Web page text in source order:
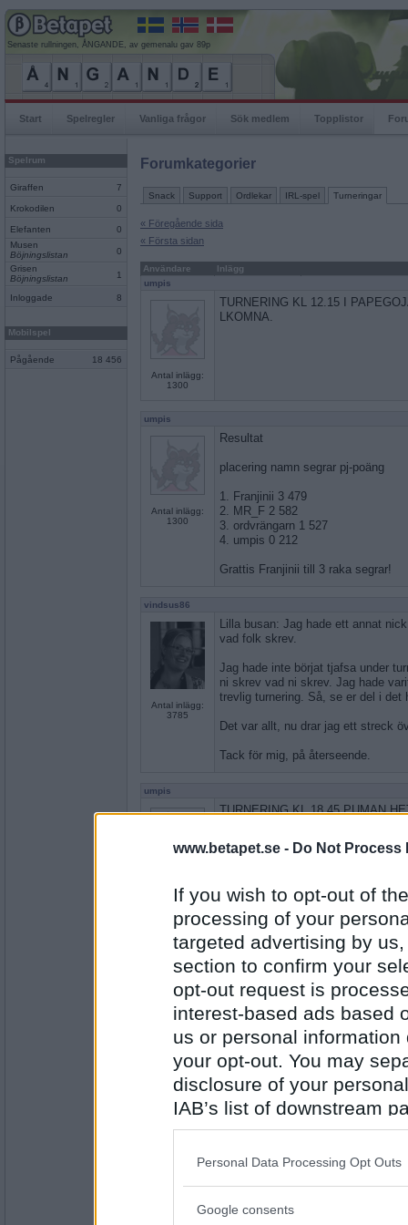
www.betapet.se - Do Not Process
If you wish to opt-out of
processing of your
targeted advertising by
section to confirm your
opt-out request is
interest-based ads based
us or personal
your opt-out. You may
disclosure of your
IAB’s list of downstream
also be disclosed by us
Downstream Participants
Please note that this
Personal Data Processing Opt Outs
Google consents
Senaste rullningen, ÅNGANDE, av gemenalu gav 89p
Start Spelregler Vanliga frågor Sök medlem Topplistor
Spelrum
Giraffen 7
Krokodilen 0
Elefanten
0
Musen
Böjningslistan
0
Grisen
Böjningslistan
1
Inloggade 8
Mobilspel
Pågående 18 456
Forumkategorier
Snack Support Ordlekar IRL-spel Turneringar
« Föregående sida
« Första sidan
Användare
Inlägg
umpis
Antal inlägg:
1300
TURNERING KL 12.15 I
LKOMNA.
umpis
Antal inlägg:
1300
Resultat
placering namn segrar pj-poäng
1. Franjinii 3 479
2. MR_F 2 582
3. ordvrängarn 1 527
4. umpis 0 212
Grattis Franjinii till 3 raka segrar!
vindsus86
Antal inlägg:
3785
Lilla busan: Jag hade ett annat
vad folk skrev.
Jag hade inte börjat tjafsa under
ni skrev vad ni skrev. Jag hade
trevlig turnering. Så, se er del i det
Det var allt, nu drar jag ett streck
Tack för mig, på återseende.
umpis
1300
TURNERING KL 18.45
Antal inlägg:
Tyvärr så blev jag nedloggad i
återkommer. Kram :)
sara-lm
TURNERING KL.20.30 I PUMAN.
VÄLKOMNA! :-)
Lilla Busan
Sara-Im kul att du med fixar *ler*